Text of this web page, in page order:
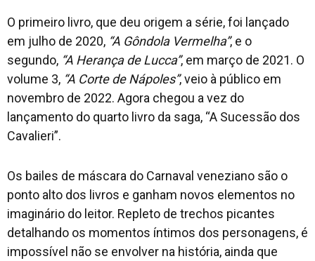
O primeiro livro, que deu origem a série, foi lançado
em julho de 2020, “A Gôndola Vermelha”, e o
segundo, “A Herança de Lucca”, em março de 2021. O
volume 3, “A Corte de Nápoles”, veio à público em
novembro de 2022. Agora chegou a vez do
lançamento do quarto livro da saga, “A Sucessão dos
Cavalieri”.
Os bailes de máscara do Carnaval veneziano são o
ponto alto dos livros e ganham novos elementos no
imaginário do leitor. Repleto de trechos picantes
detalhando os momentos íntimos dos personagens, é
impossível não se envolver na história, ainda que